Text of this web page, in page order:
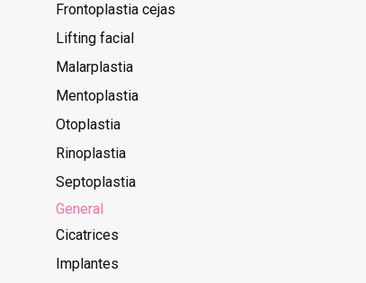
Frontoplastia cejas
Lifting facial
Malarplastia
Mentoplastia
Otoplastia
Rinoplastia
Septoplastia
General
Cicatrices
Implantes